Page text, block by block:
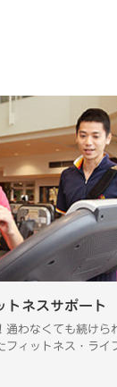
トネスサポート
通わなくても続けら
フィットネス・ライ